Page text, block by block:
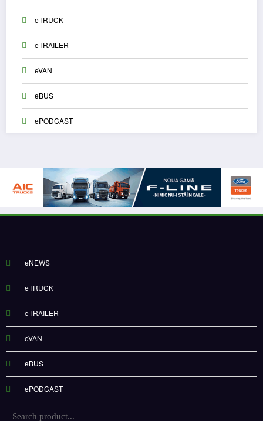
eTRUCK
eTRAILER
eVAN
eBUS
ePODCAST
eNEWS
eTRUCK
eTRAILER
eVAN
eBUS
ePODCAST